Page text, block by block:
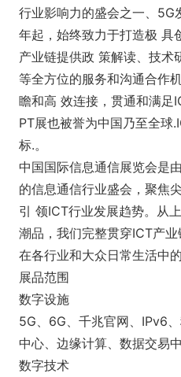
行业影响力的盛会之一、5G
年起，始终致力于打造极 具
产业链提供政 策解读、技术
等全方位的服务和沟通合作
瞻和高 效连接，贯通和满足
PT展也被誉为中国乃至全球
标.。
中国国际信息通信展览会是
的信息通信行业盛会，聚焦
引 领ICT行业发展趋势。从
潮品，我们完整贯穿ICT产
在各行业和大众日常生活中
展品范围
数字设施
5G、6G、千兆官网、IPv6
中心、边缘计算、数据交易
数字技术